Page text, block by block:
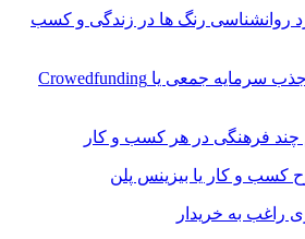
روانشناسی رنگ ها در زندگی و کسب
اصطلاحات کسب و کار: جذب سرمایه‌ جمعی یا Crowedfunding
کسب و کار یا بیزینس پلن